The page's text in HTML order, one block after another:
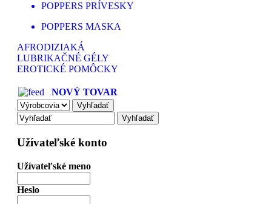
POPPERS PRÍVESKY
POPPERS MASKA
AFRODIZIAKÁ
LUBRIKAČNÉ GÉLY
EROTICKÉ POMÔCKY
NOVÝ TOVAR
Užívateľské konto
Užívateľské meno
Heslo